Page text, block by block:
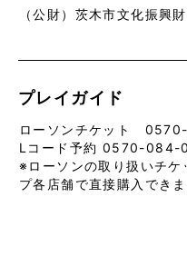
（公財）茨木市文化振
プレイガイド
ローソンチケット
Lコード予約 0570-084-
※ローソンの取り扱いチケ
プ各店舗で直接購入でき